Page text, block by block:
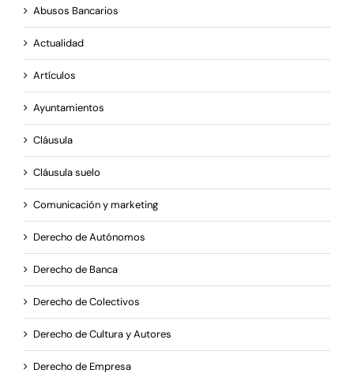
Abusos Bancarios
Actualidad
Artículos
Ayuntamientos
Cláusula
Cláusula suelo
Comunicación y marketing
Derecho de Autónomos
Derecho de Banca
Derecho de Colectivos
Derecho de Cultura y Autores
Derecho de Empresa